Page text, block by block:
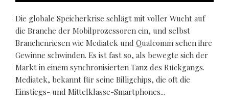
Die globale Speicherkrise schlägt mit voller Wucht auf
die Branche der Mobilprozessoren ein, und selbst
Branchenriesen wie Mediatek und Qualcomm sehen ihre
Gewinne schwinden. Es ist fast so, als bewegte sich der
Markt in einem synchronisierten Tanz des Rückgangs.
Mediatek, bekannt für seine Billigchips, die oft die
Einstiegs- und Mittelklasse-Smartphones...